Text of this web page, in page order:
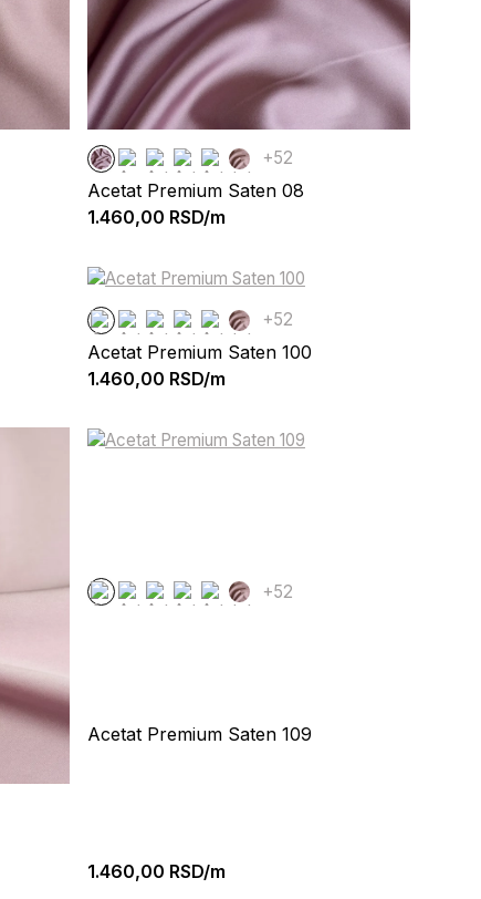
+52
Acetat Premium Saten 08
1.460,00 RSD/m
+52
Acetat Premium Saten 100
1.460,00 RSD/m
+52
Acetat Premium Saten 109
1.460,00 RSD/m